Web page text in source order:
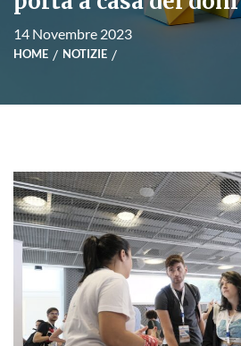
14 Novembre 2023
HOME NOTIZIE